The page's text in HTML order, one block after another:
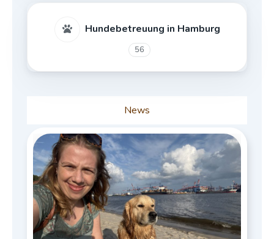
Hundebetreuung in Hamburg
56
News